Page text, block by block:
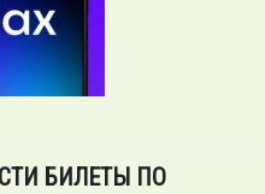
БИЛЕТЫ ПО